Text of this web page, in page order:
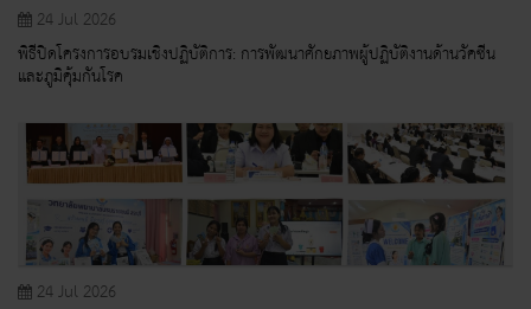
24 Jul 2026
พิธีปิดโครงการอบรมเชิงปฏิบัติการ: การพัฒนาศักยภาพผู้ปฏิบัติงานด้านวัคซีน
และภูมิคุ้มกันโรค
24 Jul 2026